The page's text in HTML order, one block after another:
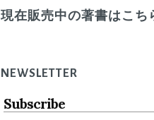
現在販売中の著書はこち
NEWSLETTER
Subscribe